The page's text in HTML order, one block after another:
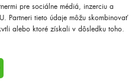
pre sociálne médiá, inzerciu a
Partneri tieto údaje môžu skombinovať
alebo ktoré získali v dôsledku toho,